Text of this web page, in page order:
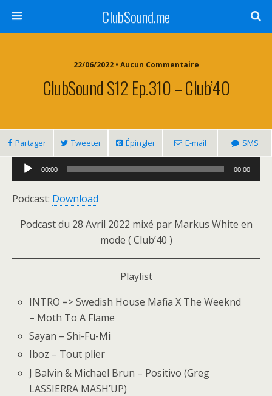
ClubSound.me
22/06/2022 • Aucun Commentaire
ClubSound S12 Ep.310 – Club’40
Partager Tweeter Épingler E-mail SMS
Lecteur
audio
00:00 00:00
Podcast: Download
Podcast du 28 Avril 2022 mixé par Markus White en
mode ( Club’40 )
Playlist
INTRO => Swedish House Mafia X The Weeknd
– Moth To A Flame
Sayan – Shi-Fu-Mi
Iboz – Tout plier
J Balvin & Michael Brun – Positivo (Greg
LASSIERRA MASH’UP)